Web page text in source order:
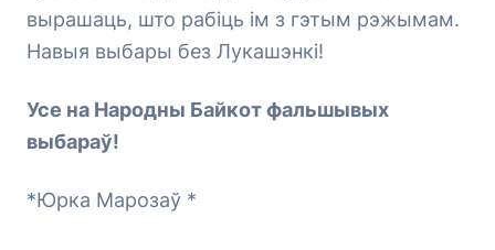
вырашаць, што рабіць ім з гэтым рэжымам.
Навыя выбары без Лукашэнкі!
Усе на Народны Байкот фальшывых
выбараў!
*Юрка Марозаў *